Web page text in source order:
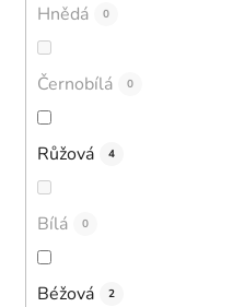
Hnědá 0
Černobílá 0
Růžová 4
Bílá 0
Béžová 2